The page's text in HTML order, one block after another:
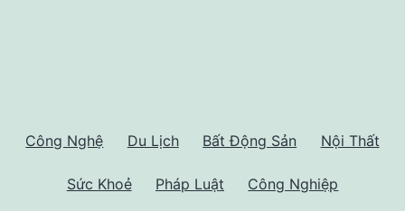
Công Nghệ Du Lịch Bất Động Sản Nội Thất
Sức Khoẻ Pháp Luật Công Nghiệp